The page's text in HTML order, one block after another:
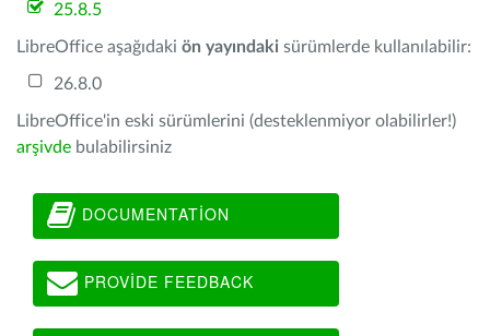
25.8.5
LibreOffice aşağıdaki ön yayındaki sürümlerde kullanılabilir:
26.8.0
LibreOffice'in eski sürümlerini (desteklenmiyor olabilirler!)
arşivde bulabilirsiniz
DOCUMENTATION
PROVIDE FEEDBACK